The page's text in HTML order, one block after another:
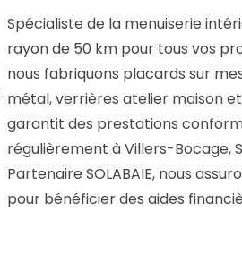
Spécialiste de la menuiserie
rayon de 50 km pour tous vos
nous fabriquons placards sur
métal, verrières atelier maison
garantit des prestations
régulièrement à Villers-Bocage,
Partenaire SOLABAIE, nous
pour bénéficier des aides